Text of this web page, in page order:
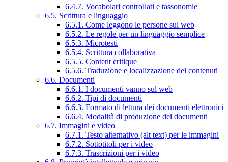
6.4.7. Vocabolari controllati e tassonomie
6.5. Scrittura e linguaggio
6.5.1. Come leggono le persone sul web
6.5.2. Le regole per un linguaggio semplice
6.5.3. Microtesti
6.5.4. Scrittura collaborativa
6.5.5. Content critique
6.5.6. Traduzione e localizzazione dei contenuti
6.6. Documenti
6.6.1. I documenti vanno sul web
6.6.2. Tipi di documenti
6.6.3. Formato di lettura dei documenti elettronici
6.6.4. Modalità di produzione dei documenti
6.7. Immagini e video
6.7.1. Testo alternativo (alt text) per le immagini
6.7.2. Sottotitoli per i video
6.7.3. Trascrizioni per i video